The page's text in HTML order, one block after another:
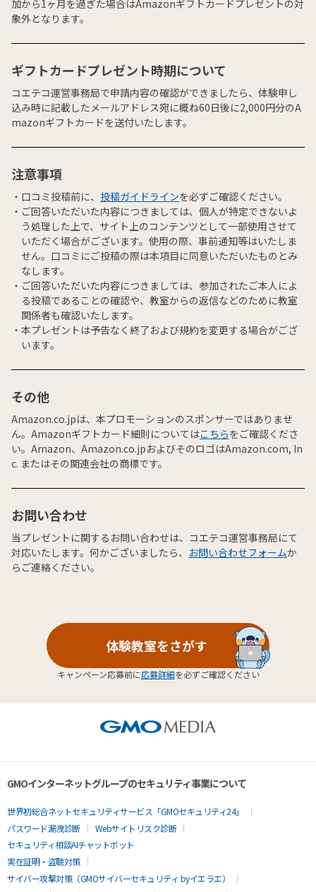
加から1ヶ月を過ぎた場合はAmazonギフトカードプレゼントの対
象外となります。
ギフトカードプレゼント時期について
コエテコ運営事務局で申請内容の確認ができましたら、体験申し
込み時に記載したメールアドレス宛に概ね60日後に2,000円分のA
mazonギフトカードを送付いたします。
注意事項
口コミ投稿前に、 投稿ガイドラインを必ずご確認ください。
ご回答いただいた内容につきましては、個人が特定できないよ
う処理した上で、サイト上のコンテンツとして一部使用させて
いただく場合がございます。使用の際、事前通知等はいたしま
せん。口コミにご投稿の際は本項目に同意いただいたものとみ
なします。
ご回答いただいた内容につきましては、参加されたご本人によ
る投稿であることの確認や、教室からの返信などのために教室
関係者も確認いたします。
本プレゼントは予告なく終了および規約を変更する場合がござ
います。
その他
Amazon.co.jpは、本プロモーションのスポンサーではありませ
ん。Amazonギフトカード細則についてはこちらをご確認くださ
い。Amazon、Amazon.co.jpおよびそのロゴはAmazon.com, In
c. またはその関連会社の商標です。
お問い合わせ
当プレゼントに関するお問い合わせは、コエテコ運営事務局にて
対応いたします。何かございましたら、 お問い合わせフォームか
らご連絡ください。
体験教室をさがす
キャンペーン応募前に応募詳細を必ずご確認ください
GMOインターネットグループのセキュリティ事業について
世界初総合ネットセキュリティサービス「GMOセキュリティ24」
パスワード漏洩診断
Webサイトリスク診断
セキュリティ相談AIチャットボット
実在証明・盗聴対策
サイバー攻撃対策（GMOサイバーセキュリティ byイエラエ）